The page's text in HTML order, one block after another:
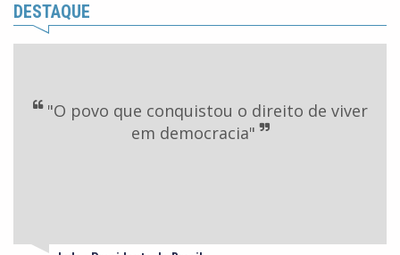
DESTAQUE
"O povo que conquistou o direito de viver
em democracia"